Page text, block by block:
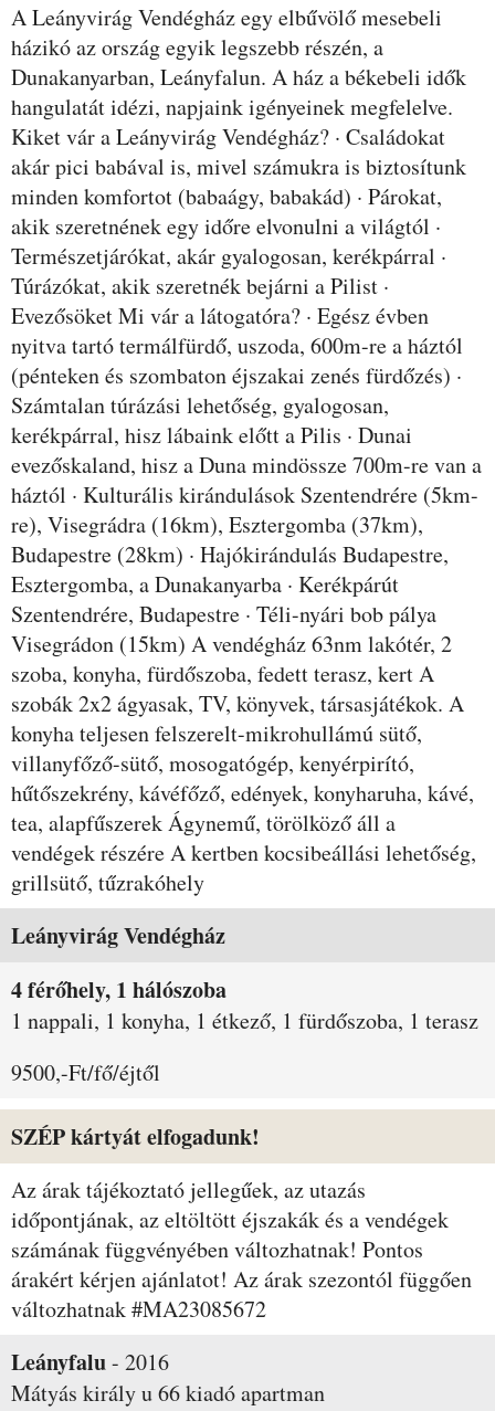
Leírás
A Leányvirág Vendégház egy elbűvölő mesebeli
házikó az ország egyik legszebb részén, a
Dunakanyarban, Leányfalun. A ház a békebeli idők
hangulatát idézi, napjaink igényeinek megfelelve.
Kiket vár a Leányvirág Vendégház? · Családokat
akár pici babával is, mivel számukra is biztosítunk
minden komfortot (babaágy, babakád) · Párokat,
akik szeretnének egy időre elvonulni a világtól ·
Természetjárókat, akár gyalogosan, kerékpárral ·
Túrázókat, akik szeretnék bejárni a Pilist ·
Evezősöket Mi vár a látogatóra? · Egész évben
nyitva tartó termálfürdő, uszoda, 600m-re a háztól
(pénteken és szombaton éjszakai zenés fürdőzés) ·
Számtalan túrázási lehetőség, gyalogosan,
kerékpárral, hisz lábaink előtt a Pilis · Dunai
evezőskaland, hisz a Duna mindössze 700m-re van a
háztól · Kulturális kirándulások Szentendrére (5km-
re), Visegrádra (16km), Esztergomba (37km),
Budapestre (28km) · Hajókirándulás Budapestre,
Esztergomba, a Dunakanyarba · Kerékpárút
Szentendrére, Budapestre · Téli-nyári bob pálya
Visegrádon (15km) A vendégház 63nm lakótér, 2
szoba, konyha, fürdőszoba, fedett terasz, kert A
szobák 2x2 ágyasak, TV, könyvek, társasjátékok. A
konyha teljesen felszerelt-mikrohullámú sütő,
villanyfőző-sütő, mosogatógép, kenyérpirító,
hűtőszekrény, kávéfőző, edények, konyharuha, kávé,
tea, alapfűszerek Ágynemű, törölköző áll a
vendégek részére A kertben kocsibeállási lehetőség,
grillsütő, tűzrakóhely
Szobák és árak
Leányvirág Vendégház
4 férőhely, 1 hálószoba
1 nappali, 1 konyha, 1 étkező, 1 fürdőszoba, 1 terasz
9500,-Ft/fő/éjtől
SZÉP kártyát elfogadunk!
Az árak tájékoztató jellegűek, az utazás
időpontjának, az eltöltött éjszakák és a vendégek
számának függvényében változhatnak! Pontos
árakért kérjen ajánlatot! Az árak szezontól függően
változhatnak #MA23085672
Leányfalu- 2016
Mátyás király u 66kiadó apartman